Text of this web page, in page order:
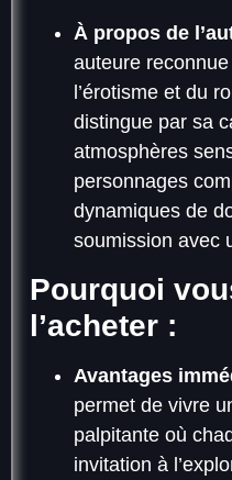
À propos de
auteure
l’érotisme et du
distingue par sa
atmosphères
personnages
dynamiques de
soumission avec
Pourquoi
l’acheter :
Avantages
permet de vivre
palpitante où
invitation à